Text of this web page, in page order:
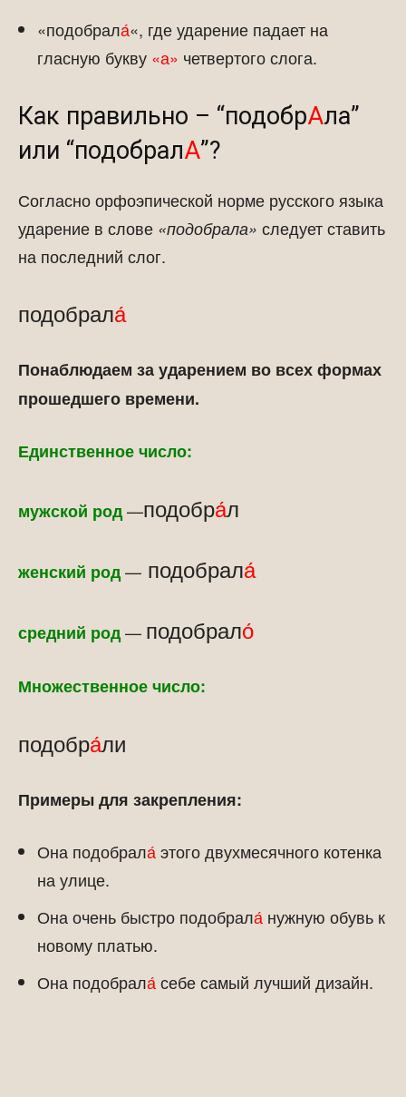
«подобрала́«, где ударение падает на
гласную букву «а» четвертого слога.
Как правильно – “подобрАла”
или “подобралА”?
Согласно орфоэпической норме русского языка
ударение в слове «подобрала» следует ставить
на последний слог.
подобрала́
Понаблюдаем за ударением во всех формах
прошедшего времени.
Единственное число:
мужской род—подобра́л
женский род— подобрала́
средний род— подобрало́
Множественное число:
подобра́ли
Примеры для закрепления:
Она подобрала́ этого двухмесячного котенка
на улице.
Она очень быстро подобрала́ нужную обувь к
новому платью.
Она подобрала́ себе самый лучший дизайн.